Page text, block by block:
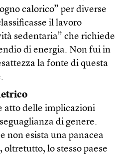
calorico” per diverse
il lavoro
sedentaria” che richiede
di energia. Non fui in
la fonte di questa
atto delle implicazioni
di genere.
non esista una panacea
lo stesso paese